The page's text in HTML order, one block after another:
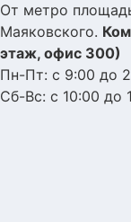
От метро
Маяковского.
этаж, офис 300)
Пн-Пт: с 9:00 до
Сб-Вс: с 10:00 до